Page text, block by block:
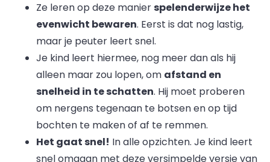
Ze leren op deze manierspelenderwijze het
evenwicht bewaren. Eerst is dat nog lastig,
maar je peuter leert snel.
Je kind leert hiermee, nog meer dan als hij
alleen maar zou lopen, om afstand en
snelheid in te schatten. Hij moet proberen
om nergens tegenaan te botsen en op tijd
bochten te maken of af te remmen.
Het gaat snel! In alle opzichten. Je kind leert
snel omgaan met deze versimpelde versie van